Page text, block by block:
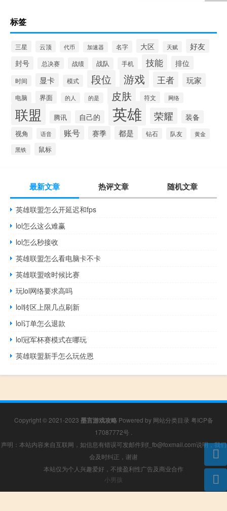
标签
三星 云顶 代币 加速器 名字 大区 天赋 好友
封号 总决赛 战绩 战队 手机 技能 排位
时间 显卡 模式 段位 游戏 王者 玩家
电脑 界面 的人 的是 皮肤 符文 网络
联盟 腾讯 自己的 英雄 荣耀 装备
视角 语音 账号 赛季 都是 钻石 队友 黄金
黑铁 鼠标
最新文章 热评文章 随机文章
英雄联盟怎么开延迟和fps
lol怎么这么难赢
lol怎么秒接收
英雄联盟怎么看电脑卡不卡
英雄联盟啥时候比赛
玩lol网络要求高吗
lol转区上限几点刷新
lol订单怎么退款
lol冠军杯赛模式在哪玩
英雄联盟新手怎么玩佐恩
Copyright © 2021-2023 墨言游戏攻略Powered by 网站分类目录 粤ICP备
17087772号 .
声明：本站内容来自互联网，如信息有错误可发邮件到f_fb@foxmail.com说明，我们
会及时纠正，谢谢
本站仅为个人兴趣爱好，不接盈利性广告及商业合作
小男孩